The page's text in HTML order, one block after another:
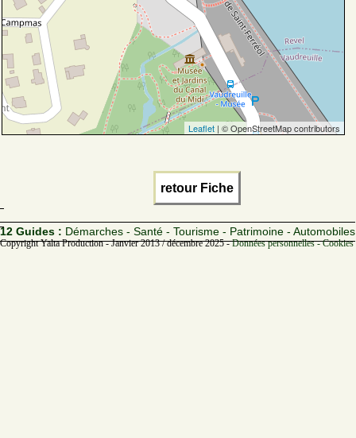
Leaflet | © OpenStreetMap contributors
retour Fiche
12 Guides : Démarches - Santé - Tourisme - Patrimoine - Automobiles
Copyright Yalta Production - Janvier 2013 / décembre 2025 -Données personnelles -